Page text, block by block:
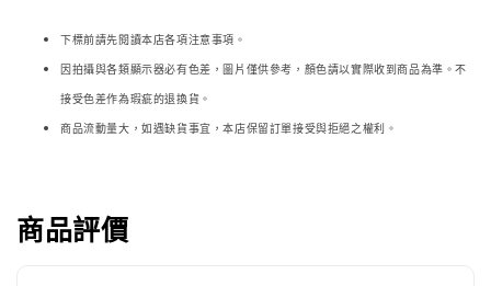
下標前請先閱讀本店各項注意事項。
因拍攝與各類顯示器必有色差，圖片僅供參考，顏色請以實際收到商品為準。不
接受色差作為瑕疵的退換貨。
商品流動量大，如遇缺貨事宜，本店保留訂單接受與拒絕之權利。
商品評價